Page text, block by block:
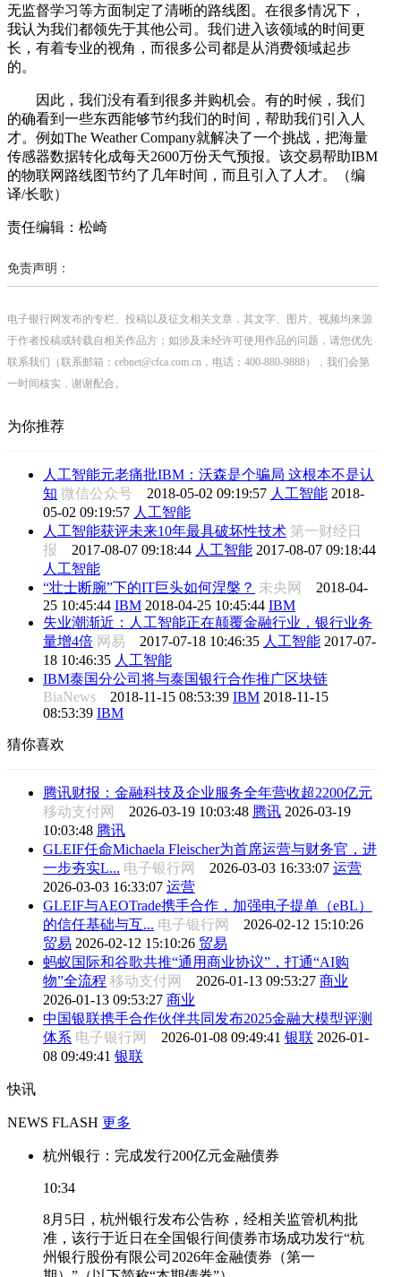
无监督学习等方面制定了清晰的路线图。在很多情况下，
我认为我们都领先于其他公司。我们进入该领域的时间更
长，有着专业的视角，而很多公司都是从消费领域起步
的。
因此，我们没有看到很多并购机会。有的时候，我们
的确看到一些东西能够节约我们的时间，帮助我们引入人
才。例如The Weather Company就解决了一个挑战，把海量
传感器数据转化成每天2600万份天气预报。该交易帮助IBM
的物联网路线图节约了几年时间，而且引入了人才。（编
译/长歌）
责任编辑：松崎
免责声明：
电子银行网发布的专栏、投稿以及征文相关文章，其文字、图片、视频均来源
于作者投稿或转载自相关作品方；如涉及未经许可使用作品的问题，请您优先
联系我们（联系邮箱：cebnet@cfca.com.cn，电话：400-880-9888），我们会第
一时间核实，谢谢配合。
为你推荐
人工智能元老痛批IBM：沃森是个骗局 这根本不是认
知 微信公众号 2018-05-02 09:19:57 人工智能 2018-
05-02 09:19:57 人工智能
人工智能获评未来10年最具破坏性技术 第一财经日
报 2017-08-07 09:18:44 人工智能 2017-08-07 09:18:44
人工智能
“壮士断腕”下的IT巨头如何涅槃？ 未央网 2018-04-
25 10:45:44 IBM 2018-04-25 10:45:44 IBM
失业潮渐近：人工智能正在颠覆金融行业，银行业务
量增4倍 网易 2017-07-18 10:46:35 人工智能 2017-07-
18 10:46:35 人工智能
IBM泰国分公司将与泰国银行合作推广区块链
BiaNews 2018-11-15 08:53:39 IBM 2018-11-15
08:53:39 IBM
猜你喜欢
腾讯财报：金融科技及企业服务全年营收超2200亿元
移动支付网 2026-03-19 10:03:48 腾讯 2026-03-19
10:03:48 腾讯
GLEIF任命Michaela Fleischer为首席运营与财务官，进
一步夯实L... 电子银行网 2026-03-03 16:33:07 运营
2026-03-03 16:33:07 运营
GLEIF与AEOTrade携手合作，加强电子提单（eBL）
的信任基础与互... 电子银行网 2026-02-12 15:10:26
贸易 2026-02-12 15:10:26 贸易
蚂蚁国际和谷歌共推“通用商业协议”，打通“AI购
物”全流程 移动支付网 2026-01-13 09:53:27 商业
2026-01-13 09:53:27 商业
中国银联携手合作伙伴共同发布2025金融大模型评测
体系 电子银行网 2026-01-08 09:49:41 银联 2026-01-
08 09:49:41 银联
快讯
NEWS FLASH 更多
杭州银行：完成发行200亿元金融债券
10:34
8月5日，杭州银行发布公告称，经相关监管机构批
准，该行于近日在全国银行间债券市场成功发行“杭
州银行股份有限公司2026年金融债券（第一